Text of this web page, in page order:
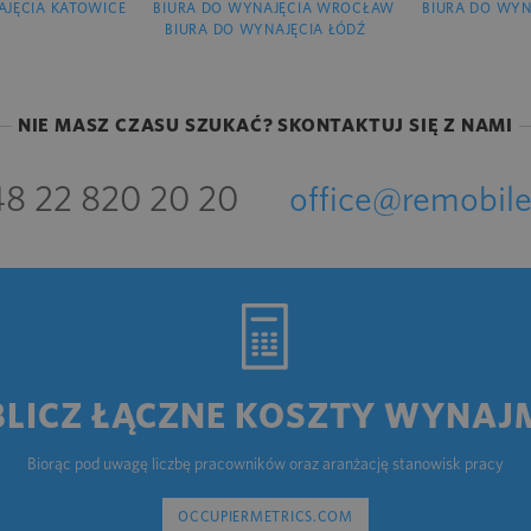
KATOWICE
BIURA DO WYNAJĘCIA WROCŁAW
BIURA DO
BIURA DO WYNAJĘCIA ŁÓDŹ
NIE MASZ CZASU SZUKAĆ? SKONTAKTUJ SIĘ Z NAMI
22 820 20 20
ŁĄCZNE KOSZTY
Biorąc pod uwagę liczbę pracowników oraz aranżację stanowisk pracy
OCCUPIERMETRICS.COM